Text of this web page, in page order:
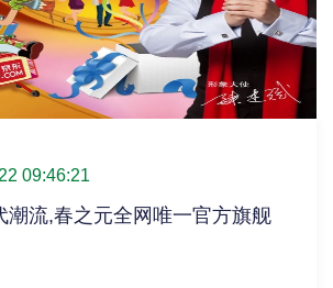
09:46:21
潮流,春之元全网唯一官方旗舰